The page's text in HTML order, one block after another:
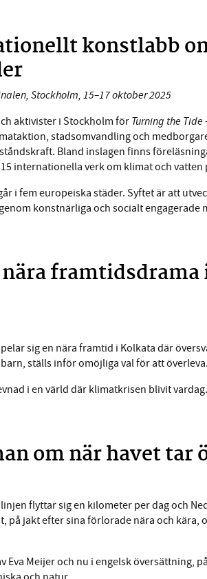
konstlabb
Stockholm, 15–17 oktober 2025
aktivister i Stockholm för Turning the Tide
stadsomvandling och
Bland inslagen finns
internationella verk om klimat och vatten
i fem europeiska städer. Syftet är att
konstnärliga och socialt engagerade
nära framtidsdrama
sig en nära framtid i Kolkata där
ställs inför omöjliga val för att överleva.
i en värld där klimatkrisen blivit vardag.
om när havet tar
flyttar sig en kilometer per dag och
på jakt efter sina förlorade nära och kära,
Eva Meijer och nu i engelsk översättning,